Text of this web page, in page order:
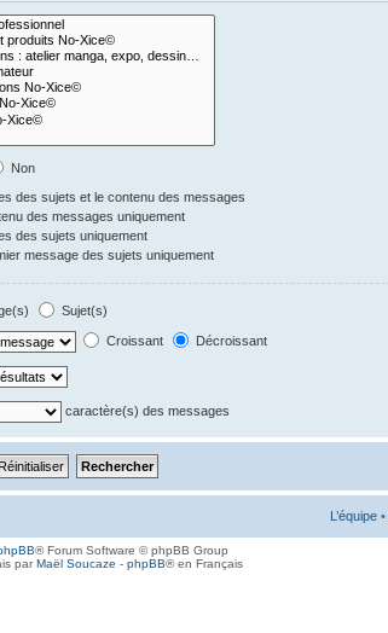
Non
des sujets et le contenu des messages
des messages uniquement
des sujets uniquement
message des sujets uniquement
Sujet(s)
Croissant Décroissant
caractère(s) des messages
L’équipe •
® Forum Software © phpBB Group
parMaël Soucaze - phpBB® en Français